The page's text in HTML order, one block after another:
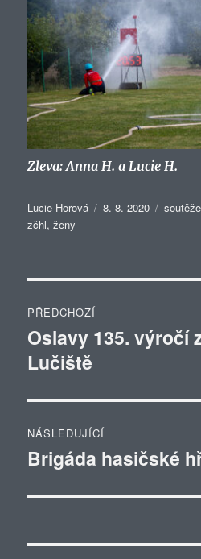
Zleva: Anna H. a Lucie H.
Autor:
Lucie Horová Publikováno:
8. 8. 2020 Rubriky:
zčhl,ženy
pro
příspěvek
PŘEDCHOZÍ
Předchozí
příspěvek:
Oslavy 135. výročí
Lučiště
NÁSLEDUJÍCÍ
Následující
Brigáda hasičské